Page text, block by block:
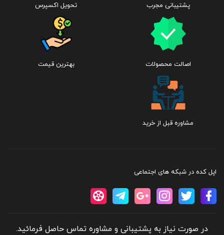
پشتیبانی مجرب تحویل اکسپرس
اصالت محصولات بهترین قیمت
مشاوره قبل از خرید
اپل کده در شبکه های اجتماعی
در صورت نیاز به پشتیبانی و مشاوره تماس حاصل فرمائید.